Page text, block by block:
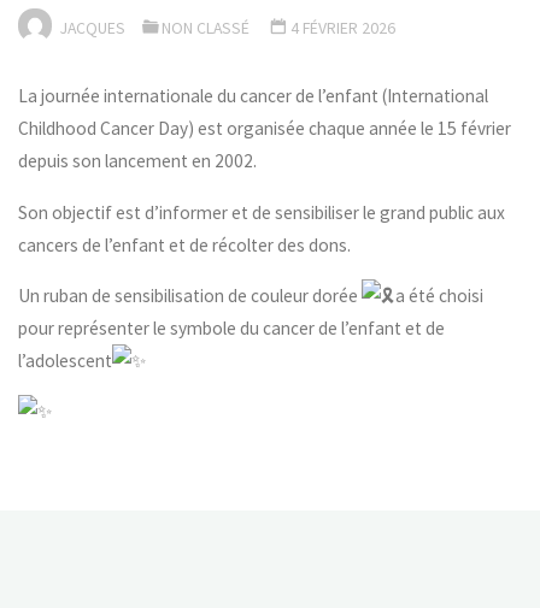
JACQUES NON CLASSÉ 4 FÉVRIER 2026
La journée internationale du cancer de l’enfant (International
Childhood Cancer Day) est organisée chaque année le 15 février
depuis sonlancement en 2002.
Son objectif est d’informer et de sensibiliser le grand public aux
cancers de l’enfant et de récolter des dons.
Un ruban de sensibilisation de couleur dorée
a été choisi
pour représenter le symbole du cancer de l’enfant et de
l’adolescent